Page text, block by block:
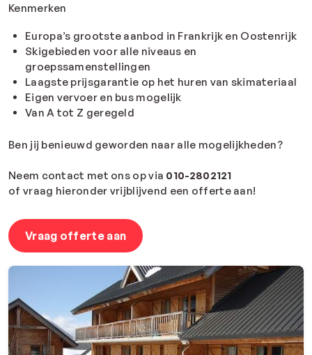
Kenmerken
Europa’s grootste aanbod in Frankrijk en Oostenrijk
Skigebieden voor alle niveaus en
groepssamenstellingen
Laagste prijsgarantie op het huren van skimateriaal
Eigen vervoer en bus mogelijk
Van A tot Z geregeld
Ben jij benieuwd geworden naar alle mogelijkheden?
Neem contact met ons op via 010-2802121
of vraag hieronder vrijblijvend een offerte aan!
Vraag offerte aan